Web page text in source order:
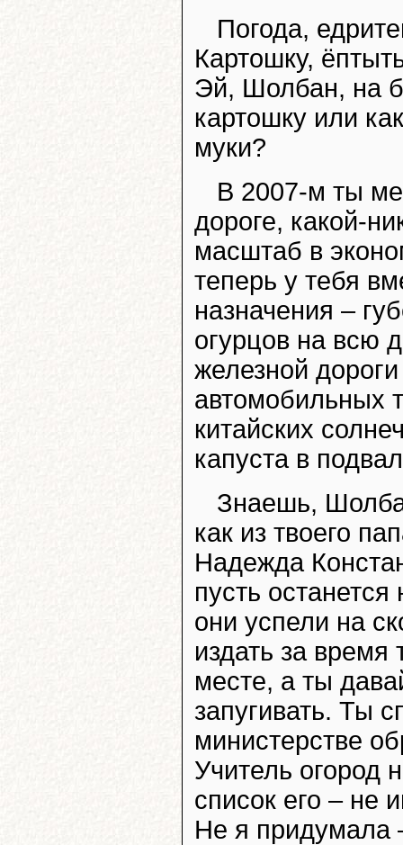
Погода,
Картошку,
Эй, Шолбан, на
картошку или
муки?
В 2007-м ты
дороге, какой-
масштаб в
теперь у тебя
назначения –
огурцов на всю
железной
автомобильных
китайских
капуста в
Знаешь,
как из твоего
Надежда
пусть
они успели на
издать за
месте, а ты
запугивать. Ты
министерстве
Учитель огород
список его – не
Не я придумала